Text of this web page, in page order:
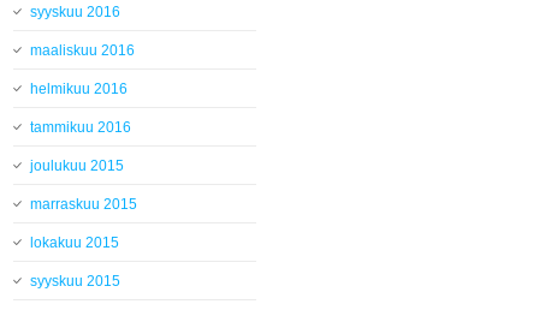
syyskuu 2016
maaliskuu 2016
helmikuu 2016
tammikuu 2016
joulukuu 2015
marraskuu 2015
lokakuu 2015
syyskuu 2015